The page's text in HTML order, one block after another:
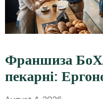
Франшиза
пекарні: